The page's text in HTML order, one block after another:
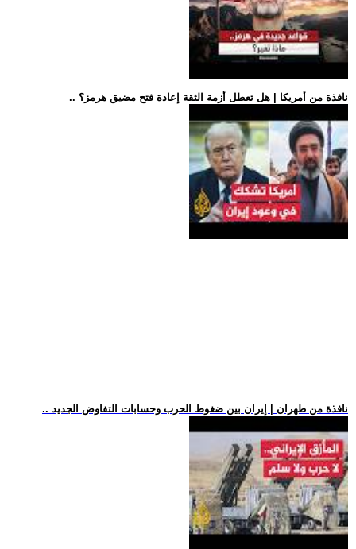
.. نافذة من أمريكا | هل تعطل أزمة الثقة إعادة فتح مضيق هرمز؟
.. نافذة من طهران | إيران بين ضغوط الحرب وحسابات التفاوض الجديد